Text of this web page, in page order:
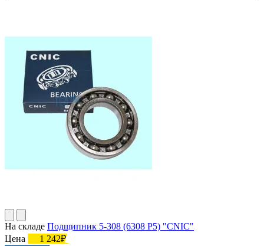
На складе Подшипник 5-308 (6308 P5) "CNIC"
Цена
1 242₽